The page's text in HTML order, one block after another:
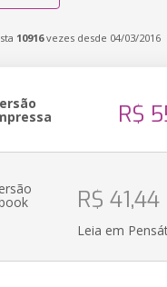
10916vezes desde 04/03/2016
R$
R$ 41,44
Leia em